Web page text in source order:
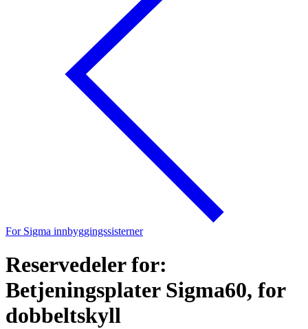
For Sigma innbyggingssisterner
Reservedeler for:
Betjeningsplater Sigma60, for
dobbeltskyll